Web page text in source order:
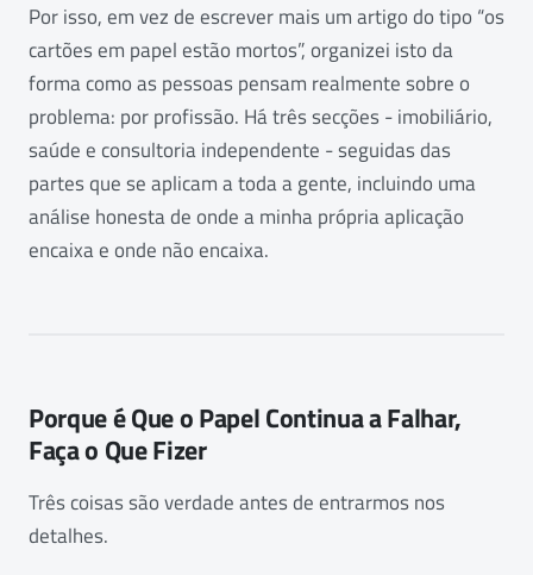
Por isso, em vez de escrever mais um artigo do tipo “os
cartões em papel estão mortos”, organizei isto da
forma como as pessoas pensam realmente sobre o
problema: por profissão. Há três secções - imobiliário,
saúde e consultoria independente - seguidas das
partes que se aplicam a toda a gente, incluindo uma
análise honesta de onde a minha própria aplicação
encaixa e onde não encaixa.
Porque é Que o Papel Continua a Falhar,
Faça o Que Fizer
Três coisas são verdade antes de entrarmos nos
detalhes.